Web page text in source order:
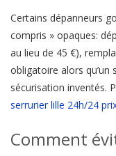
Certains dépanneurs
compris » opaques:
au lieu de 45 €),
obligatoire alors
sécurisation inventés.
serrurier lille 24h/24
Comment